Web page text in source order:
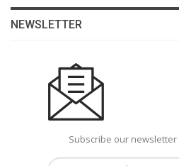
NEWSLETTER
Subscribe our